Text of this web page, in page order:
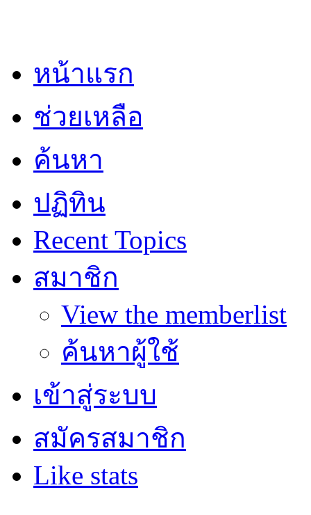
หน้าแรก
ช่วยเหลือ
ค้นหา
ปฏิทิน
Recent Topics
สมาชิก
View the memberlist
ค้นหาผู้ใช้
เข้าสู่ระบบ
สมัครสมาชิก
Like stats